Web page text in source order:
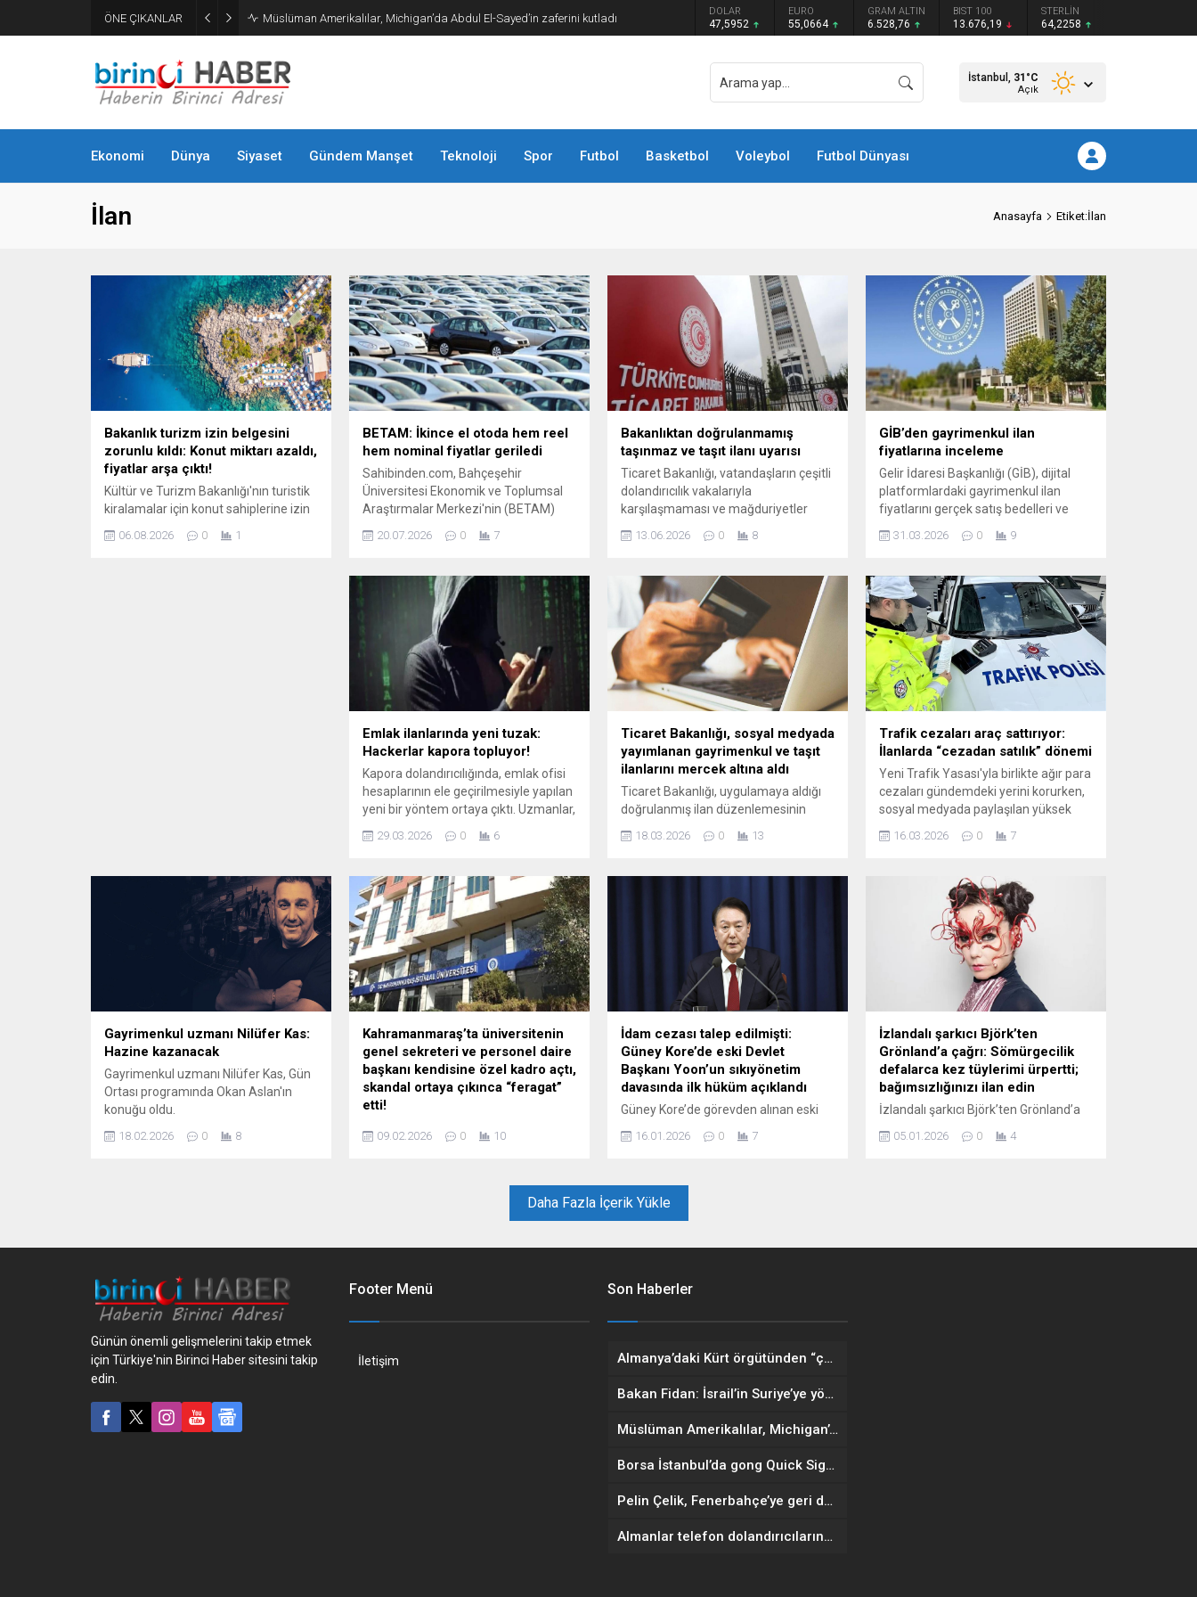
ÖNE ÇIKANLAR Borsa İstanbul’da gong Quick Sigorta için çaldı DOLAR
47,5952
EURO
55,0664
GRAM ALTIN
6.528,76
BIST 100
13.676,19
STERLİN
64,2258
İstanbul, 31 °C
Açık
Ekonomi Dünya Siyaset Gündem Manşet Teknoloji Spor Futbol Basketbol Voleybol Futbol Dünyası
İlan Anasayfa Etiket:İlan
Bakanlık turizm izin belgesini
zorunlu kıldı: Konut miktarı azaldı,
fiyatlar arşa çıktı!
Kültür ve Turizm Bakanlığı'nın turistik
kiralamalar için konut sahiplerine izin
piyasadaki kiralık konut ilanlarında
06.08.2026 0 1
BETAM: İkince el otoda hem reel
hem nominal fiyatlar geriledi
Sahibinden.com, Bahçeşehir
Üniversitesi Ekonomik ve Toplumsal
Araştırmalar Merkezi'nin (BETAM)
Piyasası Görünümü" raporuna göre
de nominal fiyatlar geriledi.
20.07.2026 0 7
Bakanlıktan doğrulanmamış
taşınmaz ve taşıt ilanı uyarısı
Ticaret Bakanlığı, vatandaşların çeşitli
dolandırıcılık vakalarıyla
karşılaşmaması ve mağduriyetler
sosyal iletişim uygulamalarında yer
taşıt ilanlarına itibar etmemeleri
gerektiğini bildirdi.
13.06.2026 0 8
GİB’den gayrimenkul ilan
fiyatlarına inceleme
Gelir İdaresi Başkanlığı (GİB), dijital
platformlardaki gayrimenkul ilan
fiyatlarını gerçek satış bedelleri ve
uyumsuzlukları tespit ediyor ve
31.03.2026 0 9
Emlak ilanlarında yeni tuzak:
Hackerlar kapora topluyor!
Kapora dolandırıcılığında, emlak ofisi
hesaplarının ele geçirilmesiyle yapılan
yeni bir yöntem ortaya çıktı. Uzmanlar,
ilanların doğruluğunun kontrol
Hürriyet'ten Gülistan Alagöz'ün ...
29.03.2026 0 6
Ticaret Bakanlığı, sosyal medyada
yayımlanan gayrimenkul ve taşıt
ilanlarını mercek altına aldı
Ticaret Bakanlığı, uygulamaya aldığı
doğrulanmış ilan düzenlemesinin
platformlarından yayımlanan
takibe alırken, buna aykırı şekilde
yayımlanan ilanlara gerekli idari
yaptırımlar uygulanıyor.
18.03.2026 0 13
Trafik cezaları araç sattırıyor:
İlanlarda “cezadan satılık” dönemi
Yeni Trafik Yasası'yla birlikte ağır para
cezaları gündemdeki yerini korurken,
sosyal medyada paylaşılan yüksek
"trafik cezası nedeniyle satılık" araçlar
yaklaşık 960 bin ...
16.03.2026 0 7
Gayrimenkul uzmanı Nilüfer Kas:
Hazine kazanacak
Gayrimenkul uzmanı Nilüfer Kas, Gün
Ortası programında Okan Aslan'ın
konuğu oldu.
18.02.2026 0 8
Kahramanmaraş’ta üniversitenin
genel sekreteri ve personel daire
başkanı kendisine özel kadro açtı,
skandal ortaya çıkınca “feragat”
etti!
genel sekreteri ve personel daire
09.02.2026 0 10
İdam cezası talep edilmişti:
Güney Kore’de eski Devlet
Başkanı Yoon’un sıkıyönetim
davasında ilk hüküm açıklandı
Güney Kore’de görevden alınan eski
2024’teki başarısız sıkıyönetim ilanı
Bu, eski başbakan hakkında açılan
16.01.2026 0 7
İzlandalı şarkıcı Björk’ten
Grönland’a çağrı: Sömürgecilik
defalarca kez tüylerimi ürpertti;
bağımsızlığınızı ilan edin
İzlandalı şarkıcı Björk’ten Grönland’a
tüylerimi ürpertti; bağımsızlığınızı ilan
05.01.2026 0 4
Daha Fazla İçerik Yükle
Günün önemli gelişmelerini takip etmek
için Türkiye'nin Birinci Haber sitesini takip
edin.
Footer Menü
İletişim
Son Haberler
Almanya’daki Kürt örgütünden “çerçeve yasa” açıklaması
Bakan Fidan: İsrail’in Suriye’ye yönelik saldırıları istikrar için en ciddi tehditlerden biri
Müslüman Amerikalılar, Michigan’da Abdul El-Sayed’in zaferini kutladı
Borsa İstanbul’da gong Quick Sigorta için çaldı
Pelin Çelik, Fenerbahçe’ye geri döndü! Yeni görevi açıklandı
Almanlar telefon dolandırıcılarına 100 milyon euro kaptırdı